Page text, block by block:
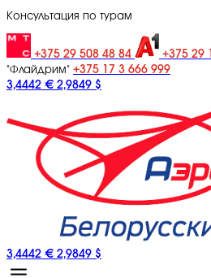
Консультация по турам
+375 29 508 48 84 +375 29
"Флайдрим" +375 17 3 666 999
3,4442 € 2,9849 $
3,4442 € 2,9849 $